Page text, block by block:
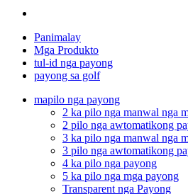
Panimalay
Mga Produkto
tul-id nga payong
payong sa golf
mapilo nga payong
2 ka pilo nga manwal nga
2 pilo nga awtomatikong
3 ka pilo nga manwal nga
3 pilo nga awtomatikong
4 ka pilo nga payong
5 ka pilo nga mga payong
Transparent nga Payong